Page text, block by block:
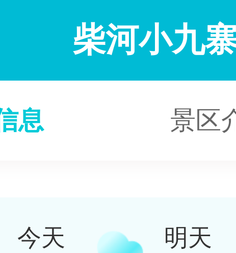
柴河小九
息 景区
今天 明天